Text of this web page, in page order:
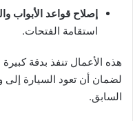
إصلاح قواعد الأبواب
استقامة الفتحات.
هذه الأعمال تنفذ بدقة
لضمان أن تعود السيارة إلى
السابق.